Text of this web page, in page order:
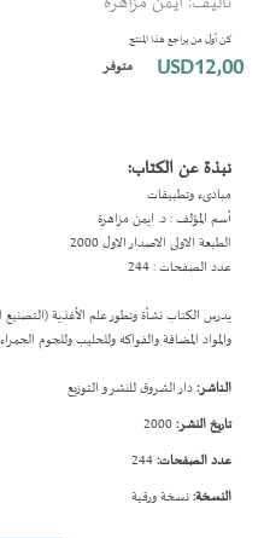
كن أول من يراجع هذا المنتج
USD12٫00 متوفر
نبذة عن الكتاب:
مبادىء وتطبيقات
أسم المؤلف : د. ايمن مزاهرة
الطبعة الاولى الاصدار الاول 2000
عدد الصفحات : 244
يدرس الكتاب نشأة وتطور علم الأغذية
والمواد المضافة والفواكه وللحليب وللحوم
الناشر:دار الشروق للنشر و التوزيع
تاريخ النشر:
عدد الصفحات:
النسخة:نسخة ورقية
بداية
معرض
الصور